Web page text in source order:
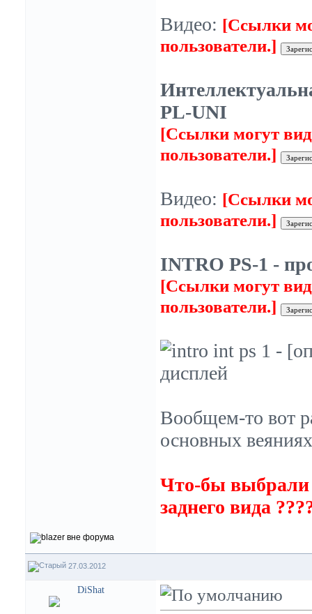
Видео: [Ссылки
пользователи.]
PL-UNI
[Ссылки могут
пользователи.]
Видео: [Ссылки
пользователи.]
INTRO PS-1 -
[Ссылки могут
пользователи.]
Вообщем-то вот
основных
Что-бы выбрали
заднего вида
27.03.2012
DiShat